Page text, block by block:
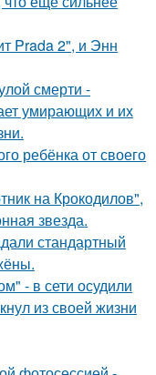
Prada 2", и Энн
смерти -
умирающих и их
ребёнка от своего
на Крокодилов",
звезда.
стандартный
- в сети осудили
из своей жизни